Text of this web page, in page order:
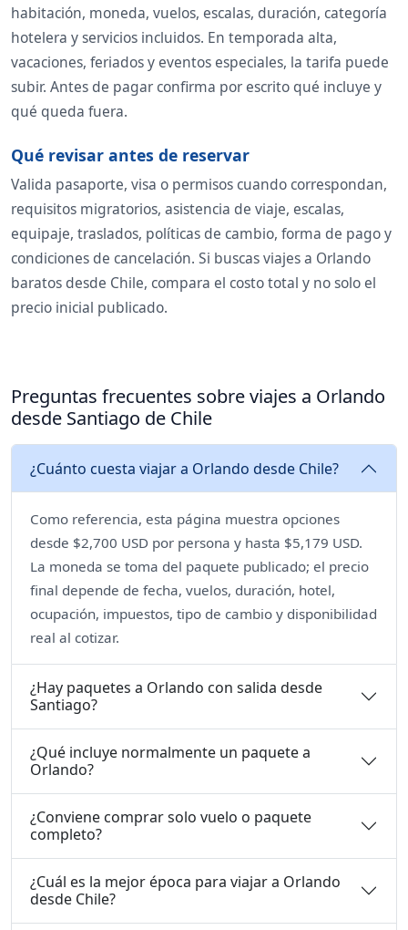
habitación, moneda, vuelos, escalas, duración, categoría
hotelera y servicios incluidos. En temporada alta,
vacaciones, feriados y eventos especiales, la tarifa puede
subir. Antes de pagar confirma por escrito qué incluye y
qué queda fuera.
Qué revisar antes de reservar
Valida pasaporte, visa o permisos cuando correspondan,
requisitos migratorios, asistencia de viaje, escalas,
equipaje, traslados, políticas de cambio, forma de pago y
condiciones de cancelación. Si buscas viajes a Orlando
baratos desde Chile, compara el costo total y no solo el
precio inicial publicado.
Preguntas frecuentes sobre viajes a Orlando
desde Santiago de Chile
¿Cuánto cuesta viajar a Orlando desde Chile?
Como referencia, esta página muestra opciones
desde $2,700 USD por persona y hasta $5,179 USD.
La moneda se toma del paquete publicado; el precio
final depende de fecha, vuelos, duración, hotel,
ocupación, impuestos, tipo de cambio y disponibilidad
real al cotizar.
¿Hay paquetes a Orlando con salida desde
Santiago?
¿Qué incluye normalmente un paquete a
Orlando?
¿Conviene comprar solo vuelo o paquete
completo?
¿Cuál es la mejor época para viajar a Orlando
desde Chile?